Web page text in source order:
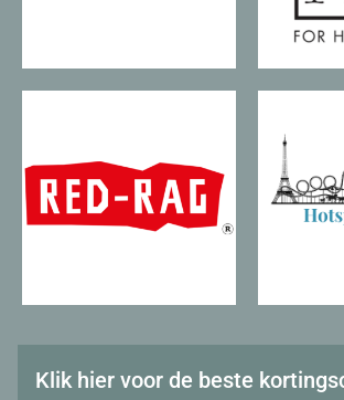
Klik hier voor de beste